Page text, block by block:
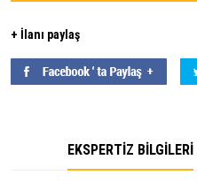
+ İlanı paylaş
EKSPERTİZ BİLGİLERİ